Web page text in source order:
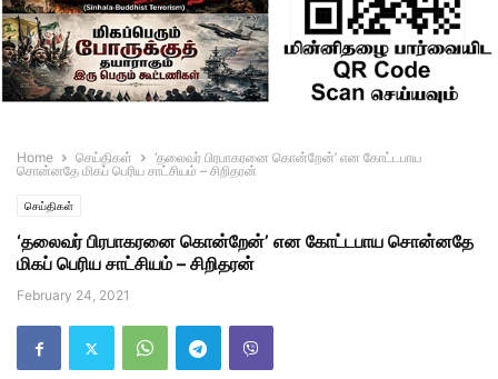
Home செய்திகள்
‘தலைவர் பிரபாகரனை கொன்றேன்’ என கோட்டபாய
சொன்னதே மிகப் பெரிய சாட்சியம் – சிறிதரன்
செய்திகள்
‘தலைவர் பிரபாகரனை கொன்றேன்’ என கோட்டபாய சொன்னதே
மிகப் பெரிய சாட்சியம் – சிறிதரன்
February 24, 2021